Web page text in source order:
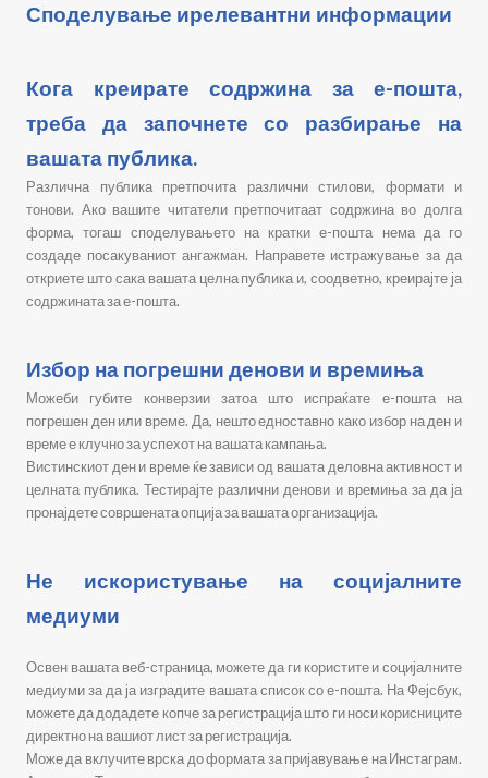
Споделување ирелевантни информации
Кога креирате содржина за е-пошта,
треба да започнете со разбирање на
вашата публика.
Различна публика претпочита различни стилови, формати и
тонови. Ако вашите читатели претпочитаат содржина во долга
форма, тогаш споделувањето на кратки е-пошта нема да го
создаде посакуваниот ангажман. Направете истражување за да
откриете што сака вашата целна публика и, соодветно, креирајте ја
содржината за е-пошта.
Избор на погрешни денови и времиња
Можеби губите конверзии затоа што испраќате е-пошта на
погрешен ден или време. Да, нешто едноставно како избор на ден и
време е клучно за успехот на вашата кампања.
Вистинскиот ден и време ќе зависи од вашата деловна активност и
целната публика. Тестирајте различни денови и времиња за да ја
пронајдете совршената опција за вашата организација.
Не искористување на социјалните
медиуми
Освен вашата веб-страница, можете да ги користите и социјалните
медиуми за да ја изградите вашата список со е-пошта. На Фејсбук,
можете да додадете копче за регистрација што ги носи корисниците
директно на вашиот лист за регистрација.
Може да вклучите врска до формата за пријавување на Инстаграм.